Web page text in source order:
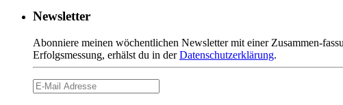
Newsletter
Abonniere meinen wöchentlichen Newsletter mit einer Zusammen-
Erfolgsmessung, erhälst du in derDatenschutzerklärung.